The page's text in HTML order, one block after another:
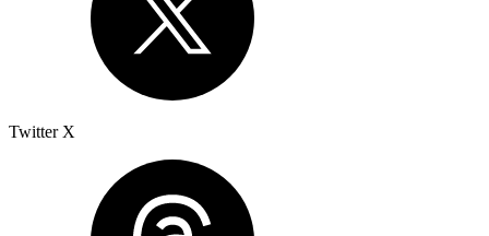
Twitter X